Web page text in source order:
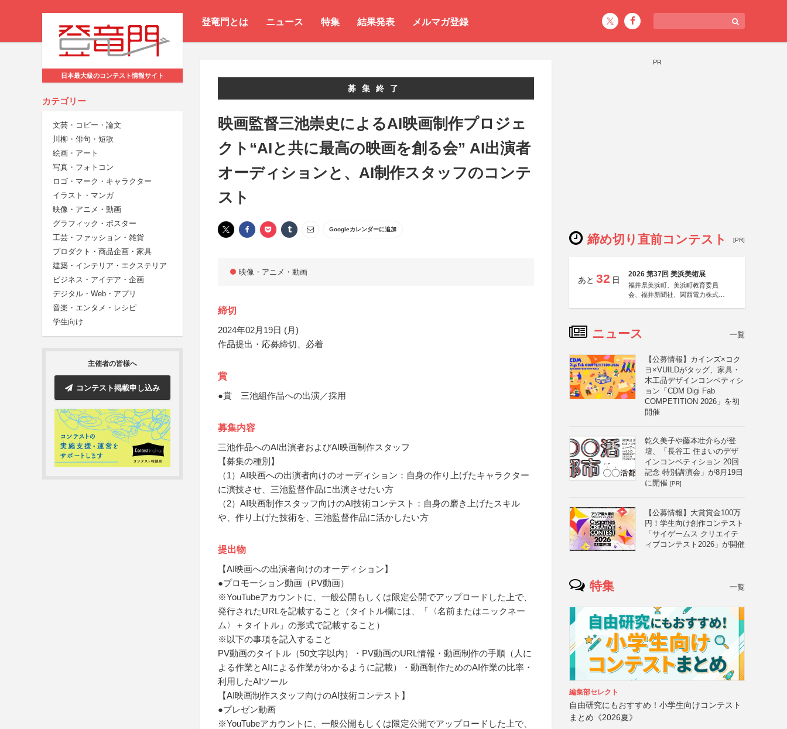
登竜門とは ニュース 特集 結果発表 メルマガ登録
日本最大級のコンテスト情報サイト
カテゴリー
文芸・コピー・論文
川柳・俳句・短歌
絵画・アート
写真・フォトコン
ロゴ・マーク・キャラクター
イラスト・マンガ
映像・アニメ・動画
グラフィック・ポスター
工芸・ファッション・雑貨
プロダクト・商品企画・家具
建築・インテリア・エクステリア
ビジネス・アイデア・企画
デジタル・Web・アプリ
音楽・エンタメ・レシピ
学生向け
主催者の皆様へ
コンテスト掲載申し込み
募集終了
映画監督三池崇史によるAI映画制作プロジェ
クト“AIと共に最高の映画を創る会” AI出演者
オーディションと、AI制作スタッフのコンテ
スト
Googleカレンダーに追加
映像・アニメ・動画
締切
2024年02月19日 (月)
作品提出・応募締切、必着
賞
●賞 三池組作品への出演／採用
募集内容
三池作品へのAI出演者およびAI映画制作スタッフ
【募集の種別】
（1）AI映画への出演者向けのオーディション：自身の作り上げたキャラクター
に演技させ、三池監督作品に出演させたい方
（2）AI映画制作スタッフ向けのAI技術コンテスト：自身の磨き上げたスキル
や、作り上げた技術を、三池監督作品に活かしたい方
提出物
【AI映画への出演者向けのオーディション】
●プロモーション動画（PV動画）
※YouTubeアカウントに、一般公開もしくは限定公開でアップロードした上で、
発行されたURLを記載すること（タイトル欄には、「〈名前またはニックネー
ム〉＋タイトル」の形式で記載すること）
※以下の事項を記入すること
PV動画のタイトル（50文字以内）・PV動画のURL情報・動画制作の手順（人に
よる作業とAIによる作業がわかるように記載）・動画制作ためのAI作業の比率・
利用したAIツール
【AI映画制作スタッフ向けのAI技術コンテスト】
●プレゼン動画
※YouTubeアカウントに、一般公開もしくは限定公開でアップロードした上で、
PR
締め切り直前コンテスト [PR]
あと 32 日
2026 第37回 美浜美術展
福井県美浜町、美浜町教育委員
会、福井新聞社、関西電力株式会
ニュース 一覧
【公募情報】カインズ×コク
ヨ×VUILDがタッグ、家具・
木工品デザインコンペティシ
ョン「CDM Digi Fab
COMPETITION 2026」を初
開催
乾久美子や藤本壮介らが登
壇、「長谷工 住まいのデザ
インコンペティション 20回
記念 特別講演会」が8月19日
に開催 [PR]
【公募情報】大賞賞金100万
円！学生向け創作コンテスト
「サイゲームス クリエイテ
ィブコンテスト2026」が開催
特集 一覧
編集部セレクト
自由研究にもおすすめ！小学生向けコンテスト
まとめ《2026夏》